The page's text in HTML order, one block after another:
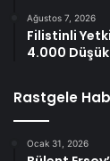
Ağustos 7, 2026
Filistinli
4.000
Rastgele
Ocak 31, 2026